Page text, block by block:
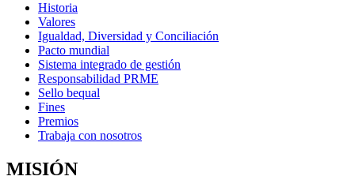
Historia
Valores
Igualdad, Diversidad y Conciliación
Pacto mundial
Sistema integrado de gestión
Responsabilidad PRME
Sello bequal
Fines
Premios
Trabaja con nosotros
MISIÓN